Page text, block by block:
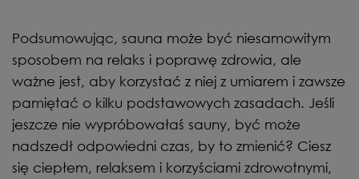
Podsumowując, sauna może być niesamowitym
sposobem na relaks i poprawę zdrowia, ale
ważne jest, aby korzystać z niej z umiarem i zawsze
pamiętać o kilku podstawowych zasadach. Jeśli
jeszcze nie wypróbowałaś sauny, być może
nadszedł odpowiedni czas, by to zmienić? Ciesz
się ciepłem, relaksem i korzyściami zdrowotnymi,